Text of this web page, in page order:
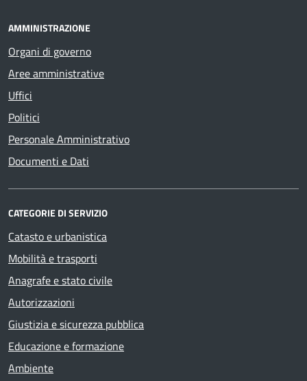
AMMINISTRAZIONE
Organi di governo
Aree amministrative
Uffici
Politici
Personale Amministrativo
Documenti e Dati
CATEGORIE DI SERVIZIO
Catasto e urbanistica
Mobilità e trasporti
Anagrafe e stato civile
Autorizzazioni
Giustizia e sicurezza pubblica
Educazione e formazione
Ambiente